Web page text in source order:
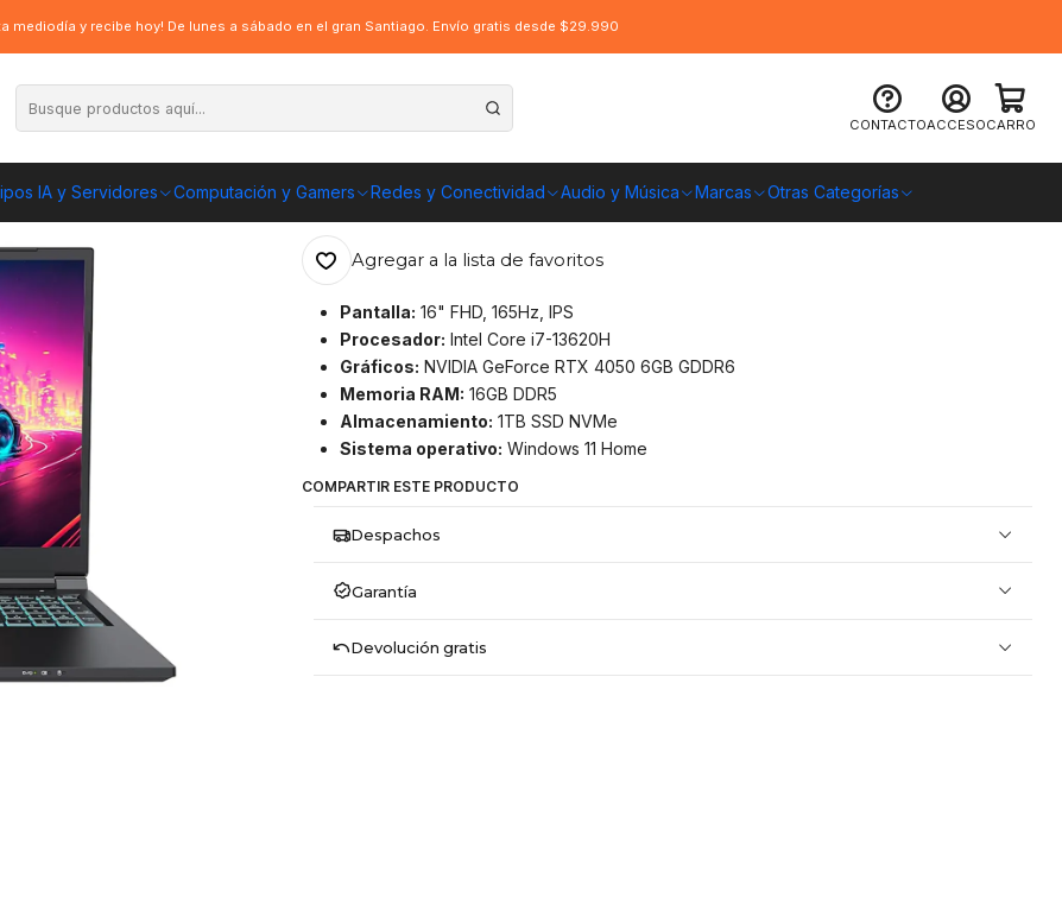
CONTACTOACCESOCARRO
IA y Servidores Computación y Gamers Redes y Conectividad Audio y Música Marcas Otras Categorías
mediodía y recibe hoy! De lunes a sábado en el gran Santiago. Envío gratis desde $29.990
RTX 4050, 1TB SSD, 16GB, Win11 Hom
Notebook Gigabyte G6 (2024) 165Hz, i7-13620H,
RTX 4050, 1TB SSD, 16GB, Win11 Hom
ENVÍO GRATIS A TODO CHILE
Agregar a la lista de favoritos
Pantalla: 16" FHD, 165Hz, IPS
Procesador: Intel Core i7-13620H
Gráficos: NVIDIA GeForce RTX 4050 6GB GDDR6
Memoria RAM: 16GB DDR5
Almacenamiento: 1TB SSD NVMe
Sistema operativo: Windows 11 Home
COMPARTIR ESTE PRODUCTO
Despachos
Garantía
Devolución gratis